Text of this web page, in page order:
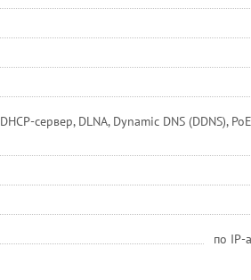
DHCP-сервер, DLNA, Dynamic DNS (DDNS),
по IP-